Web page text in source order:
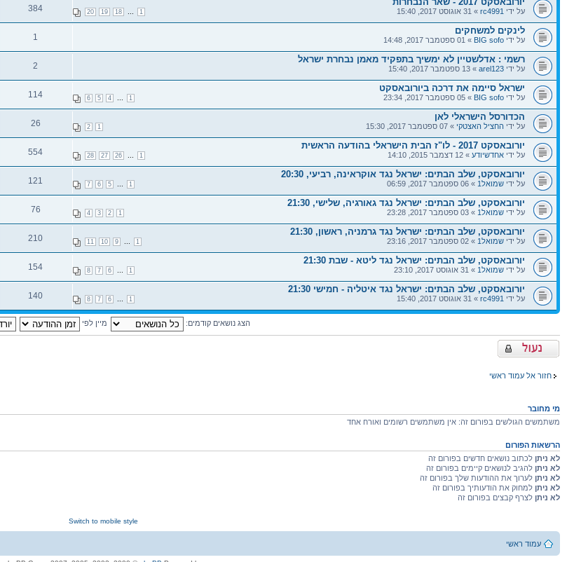
1
18
19
20 על ידי rc4991 » 31 אוגוסט 2017, 15:40
384
תגובות
לינקים למשחקים
על ידי BIG sofo » 01 ספטמבר 2017, 14:48
1
תגובות
רשמי : אדלשטיין לא ימשיך בתפקיד מאמן נבחרת ישראל
על ידי arel123 » 13 ספטמבר 2017, 15:40
2
תגובות
ישראל סיימה את דרכה ביורובאסקט
1
4
5
6 על ידי BIG sofo » 05 ספטמבר 2017, 23:34
114
תגובות
הכדורסל הישראלי לאן
1
2 על ידי החציל האצטקי » 07 ספטמבר 2017, 15:30
26
תגובות
יורובאסקט 2017 - לו"ז הבית הישראלי בהודעה הראשית
1
26
27
28 על ידי אחדשיודע » 12 דצמבר 2015, 14:10
554
תגובות
יורובאסקט, שלב הבתים: ישראל נגד אוקראינה, רביעי, 20:30
1
5
6
7 על ידי שמואל1 » 06 ספטמבר 2017, 06:59
121
תגובות
יורובאסקט, שלב הבתים: ישראל נגד גאורגיה, שלישי, 21:30
1
2
3
4 על ידי שמואל1 » 03 ספטמבר 2017, 23:28
76
תגובות
יורובאסקט, שלב הבתים: ישראל נגד גרמניה, ראשון, 21:30
1
9
10
11 על ידי שמואל1 » 02 ספטמבר 2017, 23:16
210
תגובות
יורובאסקט, שלב הבתים: ישראל נגד ליטא - שבת 21:30
1
6
7
8 על ידי שמואל1 » 31 אוגוסט 2017, 23:10
154
תגובות
יורובאסקט, שלב הבתים: ישראל נגד איטליה - חמישי 21:30
1
6
7
8 על ידי rc4991 » 31 אוגוסט 2017, 15:40
140
תגובות
הצג נושאים קודמים: מיין לפי
פורום נעול
חזור אל עמוד ראשי
מי מחובר
משתמשים הגולשים בפורום זה: אין משתמשים רשומים ואורח אחד
הרשאות הפורום
לא ניתן לכתוב נושאים חדשים בפורום זה
לא ניתן להגיב לנושאים קיימים בפורום זה
לא ניתן לערוך את ההודעות שלך בפורום זה
לא ניתן למחוק את הודעותיך בפורום זה
לא ניתן לצרף קבצים בפורום זה
Switch to mobile style
עמוד ראשי